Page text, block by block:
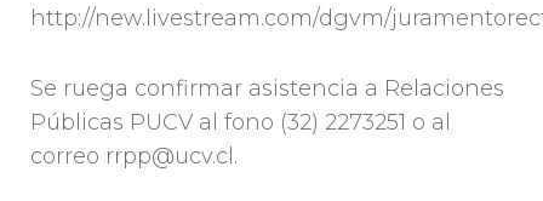
http://new.livestream.com/dgvm/
Se ruega confirmar asistencia a Relaciones
Públicas PUCV al fono (32) 2273251 o al
correo rrpp@ucv.cl.